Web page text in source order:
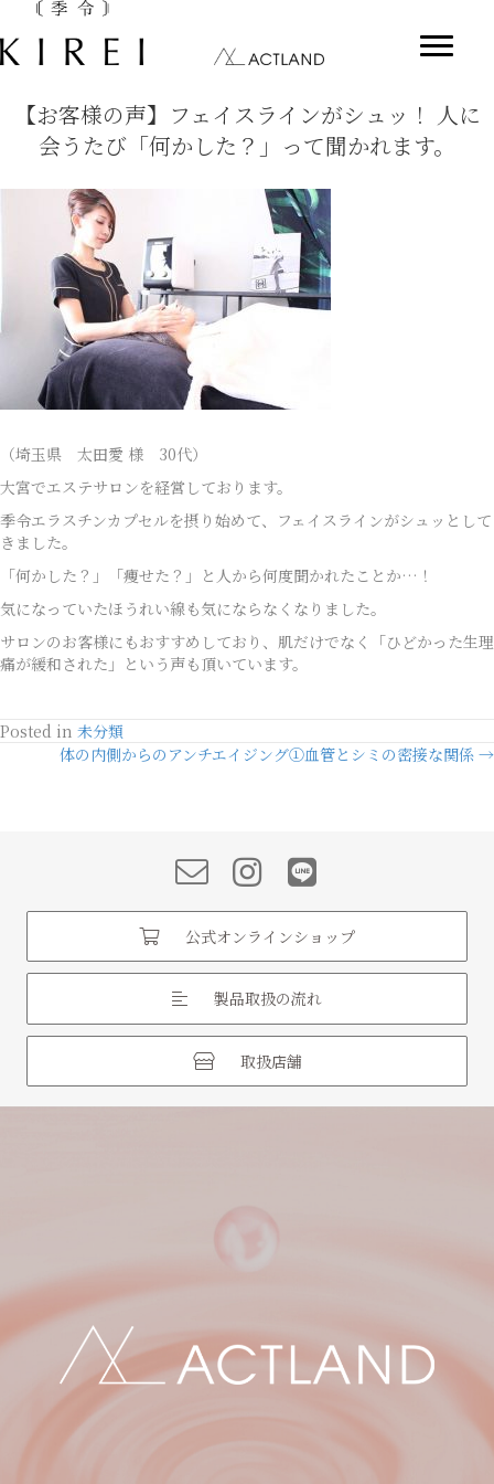
【お客様の声】フェイスラインがシュッ！ 人に
会うたび「何かした？」って聞かれます。
（埼玉県 太田愛 様 30代）
大宮でエステサロンを経営しております。
季令エラスチンカプセルを摂り始めて、フェイスラインがシュッとして
きました。
「何かした？」「痩せた？」と人から何度聞かれたことか…！
気になっていたほうれい線も気にならなくなりました。
サロンのお客様にもおすすめしており、肌だけでなく「ひどかった生理
痛が緩和された」という声も頂いています。
Posted in 未分類
Posts体の内側からのアンチエイジング①血管とシミの密接な関係 →
公式オンラインショップ
製品取扱の流れ
取扱店舗